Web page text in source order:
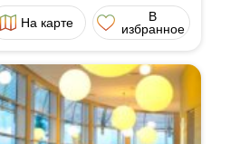
На карте
В
избранное